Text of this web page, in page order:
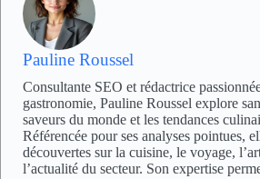
combiner performance digitale et
guider internautes et épicuriens avertis
expériences uniques, aussi bien à table
de tous les jours.